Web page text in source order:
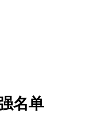
名单